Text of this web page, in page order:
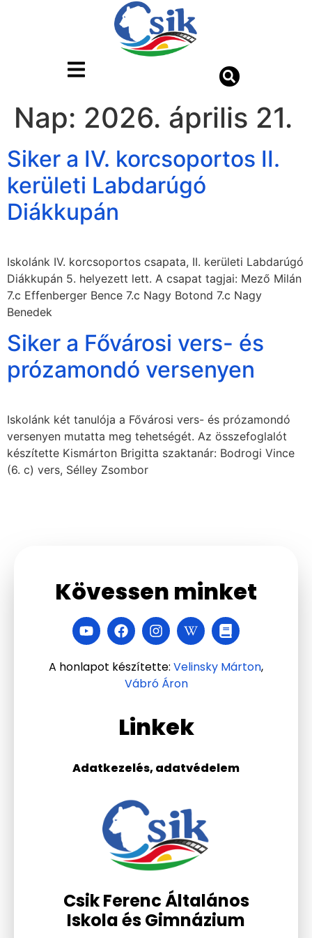
Nap: 2026. április 21.
Siker a IV. korcsoportos II.
kerületi Labdarúgó
Diákkupán
Iskolánk IV. korcsoportos csapata, II. kerületi Labdarúgó
Diákkupán 5. helyezett lett. A csapat tagjai: Mező Milán
7.c Effenberger Bence 7.c Nagy Botond 7.c Nagy
Benedek
Siker a Fővárosi vers- és
prózamondó versenyen
Iskolánk két tanulója a Fővárosi vers- és prózamondó
versenyen mutatta meg tehetségét. Az összefoglalót
készítette Kismárton Brigitta szaktanár: Bodrogi Vince
(6. c) vers, Sélley Zsombor
Csik Ferenc Általános
Iskola és Gimnázium
Linkek
Adatkezelés, adatvédelem
Kövessen minket
A honlapot készítette: Velinsky Márton,
Vábró Áron